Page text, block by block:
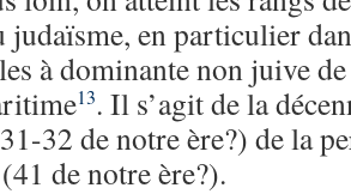
judaïsme, en particulier
à dominante non juive de
13. Il s’agit de la
32 de notre ère?) de la
de notre ère?).